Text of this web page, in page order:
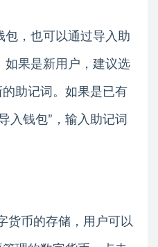
包，也可以通过导入助
如果是新用户，建议选
助记词。如果是已有
入钱包”，输入助记词
货币的存储，用户可以